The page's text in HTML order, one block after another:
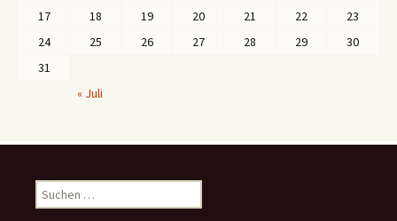
17
18 19 20 21 22
23
24
25 26 27 28 29
30
31
« Juli
u